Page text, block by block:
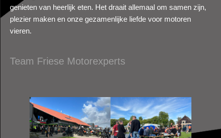
genieten van heerlijk eten. Het draait allemaal om samen zijn,
plezier maken en onze gezamenlijke liefde voor motoren
vieren.
Team Friese Motorexperts